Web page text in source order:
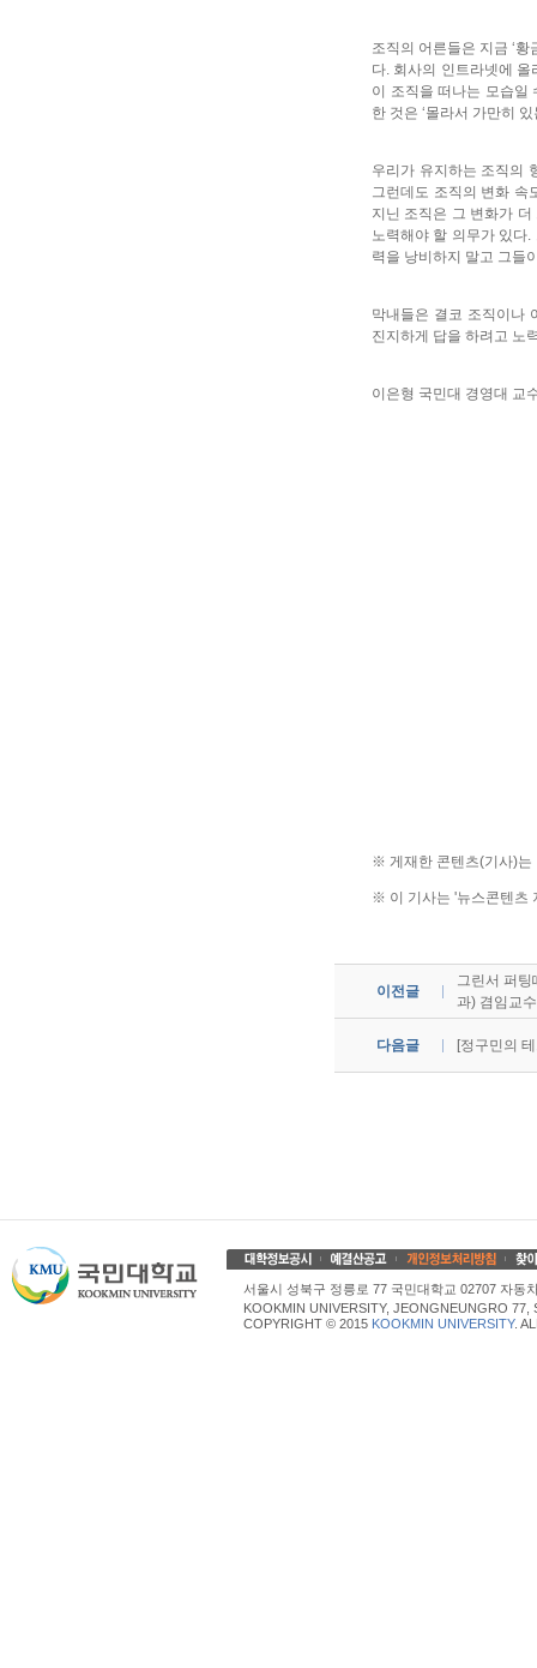
조직의 어른들은 지금 ‘
다. 회사의 인트라넷에 올
이 조직을 떠나는 모습일
한 것은 ‘몰라서 가만히
우리가 유지하는 조직의
그런데도 조직의 변화 속
지닌 조직은 그 변화가 더
노력해야 할 의무가 있다.
력을 낭비하지 말고 그들
막내들은 결코 조직이나
진지하게 답을 하려고 노
이은형 국민대 경영대 교
※ 게재한 콘텐츠(기사)는
※ 이 기사는 '뉴스콘텐츠
이전글
그린서 퍼
과) 겸임교수
다음글 [정구민의
서울시 성북구 정릉로 77 국민대학교 02707 자동
KOOKMIN UNIVERSITY, JEONGNEUNGRO
COPYRIGHT © 2015 KOOKMIN UNIVERSITY.